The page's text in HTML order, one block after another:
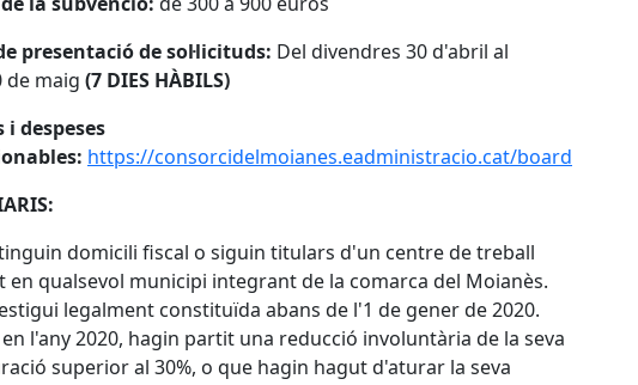
presentació de sol·licituds: Del divendres 30 d'abril al
de maig (7 DIES HÀBILS)
i despeses
https://consorcidelmoianes.eadministracio.cat/board
domicili fiscal o siguin titulars d'un centre de treball
en qualsevol municipi integrant de la comarca del Moianès.
legalment constituïda abans de l'1 de gener de 2020.
l'any 2020, hagin partit una reducció involuntària de la seva
superior al 30%, o que hagin hagut d'aturar la seva